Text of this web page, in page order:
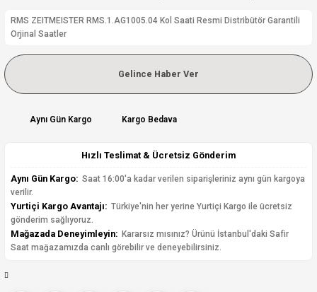
RMS ZEITMEISTER RMS.1.AG1005.04 Kol Saati Resmi Distribütör Garantili
Orjinal Saatler
Gelince Haber Ver
Aynı Gün Kargo Kargo Bedava
Hızlı Teslimat & Ücretsiz Gönderim
Aynı Gün Kargo: Saat 16:00'a kadar verilen siparişleriniz aynı gün kargoya
verilir.
Yurtiçi Kargo Avantajı: Türkiye'nin her yerine Yurtiçi Kargo ile ücretsiz
gönderim sağlıyoruz.
Mağazada Deneyimleyin: Kararsız mısınız? Ürünü İstanbul'daki Safir
Saat mağazamızda canlı görebilir ve deneyebilirsiniz.